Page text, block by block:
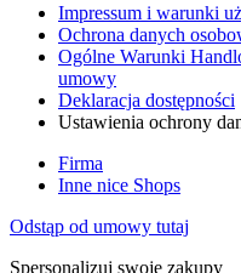
Impressum i warunki
Ochrona danych
Ogólne Warunki
umowy
Deklaracja dostępności
Ustawienia ochrony
Firma
Inne nice Shops
Odstąp od umowy tutaj
Spersonalizuj swoje zakupy